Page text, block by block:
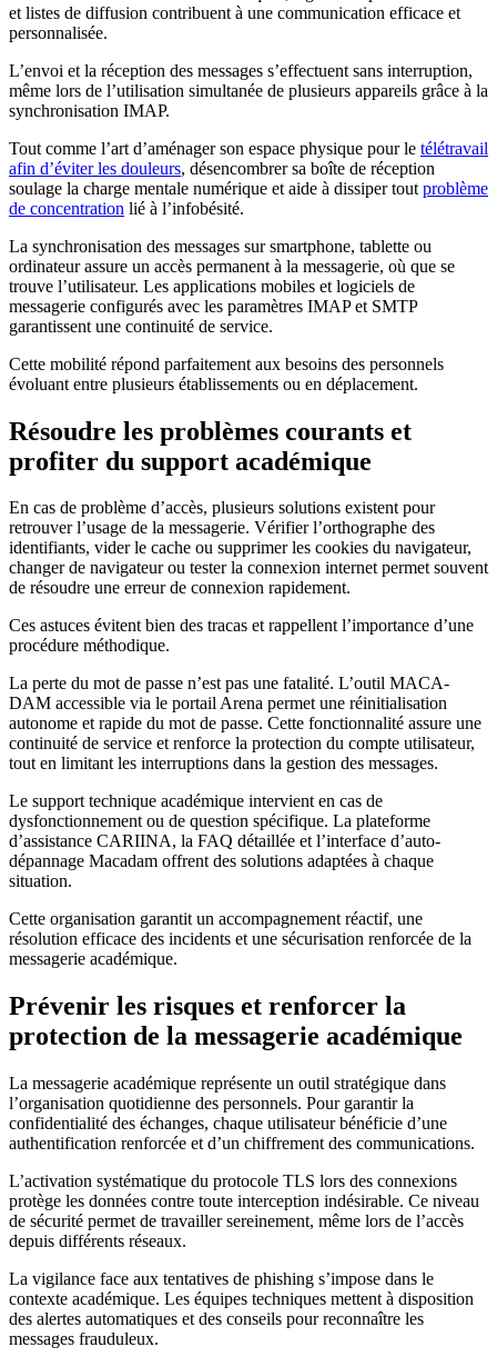
et listes de diffusion contribuent à une communication efficace et
personnalisée.
L’envoi et la réception des messages s’effectuent sans interruption,
même lors de l’utilisation simultanée de plusieurs appareils grâce à la
synchronisation IMAP.
Tout comme l’art d’aménager son espace physique pour le télétravail
afin d’éviter les douleurs, désencombrer sa boîte de réception
soulage la charge mentale numérique et aide à dissiper tout problème
de concentration lié à l’infobésité.
La synchronisation des messages sur smartphone, tablette ou
ordinateur assure un accès permanent à la messagerie, où que se
trouve l’utilisateur. Les applications mobiles et logiciels de
messagerie configurés avec les paramètres IMAP et SMTP
garantissent une continuité de service.
Cette mobilité répond parfaitement aux besoins des personnels
évoluant entre plusieurs établissements ou en déplacement.
Résoudre les problèmes courants et
profiter du support académique
En cas de problème d’accès, plusieurs solutions existent pour
retrouver l’usage de la messagerie. Vérifier l’orthographe des
identifiants, vider le cache ou supprimer les cookies du navigateur,
changer de navigateur ou tester la connexion internet permet souvent
de résoudre une erreur de connexion rapidement.
Ces astuces évitent bien des tracas et rappellent l’importance d’une
procédure méthodique.
La perte du mot de passe n’est pas une fatalité. L’outil MACA-
DAM accessible via le portail Arena permet une réinitialisation
autonome et rapide du mot de passe. Cette fonctionnalité assure une
continuité de service et renforce la protection du compte utilisateur,
tout en limitant les interruptions dans la gestion des messages.
Le support technique académique intervient en cas de
dysfonctionnement ou de question spécifique. La plateforme
d’assistance CARIINA, la FAQ détaillée et l’interface d’auto-
dépannage Macadam offrent des solutions adaptées à chaque
situation.
Cette organisation garantit un accompagnement réactif, une
résolution efficace des incidents et une sécurisation renforcée de la
messagerie académique.
Prévenir les risques et renforcer la
protection de la messagerie académique
La messagerie académique représente un outil stratégique dans
l’organisation quotidienne des personnels. Pour garantir la
confidentialité des échanges, chaque utilisateur bénéficie d’une
authentification renforcée et d’un chiffrement des communications.
L’activation systématique du protocole TLS lors des connexions
protège les données contre toute interception indésirable. Ce niveau
de sécurité permet de travailler sereinement, même lors de l’accès
depuis différents réseaux.
La vigilance face aux tentatives de phishing s’impose dans le
contexte académique. Les équipes techniques mettent à disposition
des alertes automatiques et des conseils pour reconnaître les
messages frauduleux.